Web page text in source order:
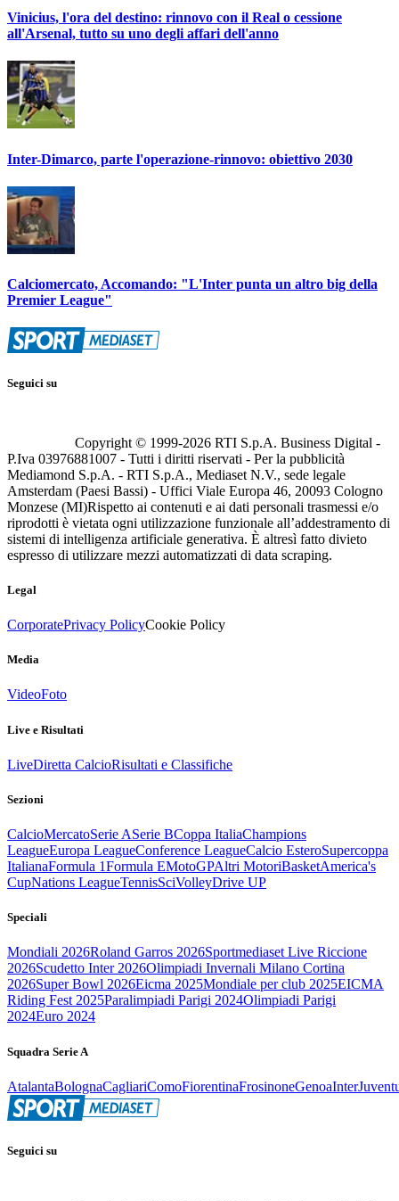
Vinicius, l'ora del destino: rinnovo con il Real o cessione
all'Arsenal, tutto su uno degli affari dell'anno
Inter-Dimarco, parte l'operazione-rinnovo: obiettivo 2030
Calciomercato, Accomando: "L'Inter punta un altro big della
Premier League"
Seguici su
Copyright © 1999-2026 RTI S.p.A. Business Digital -
P.Iva 03976881007 - Tutti i diritti riservati - Per la pubblicità
Mediamond S.p.A. - RTI S.p.A., Mediaset N.V., sede legale
Amsterdam (Paesi Bassi) - Uffici Viale Europa 46, 20093 Cologno
Monzese (MI)Rispetto ai contenuti e ai dati personali trasmessi e/o
riprodotti è vietata ogni utilizzazione funzionale all’addestramento di
sistemi di intelligenza artificiale generativa. È altresì fatto divieto
espresso di utilizzare mezzi automatizzati di data scraping.
Legal
CorporatePrivacy PolicyCookie Policy
Media
VideoFoto
Live e Risultati
LiveDiretta CalcioRisultati e Classifiche
Sezioni
CalcioMercatoSerie ASerie BCoppa ItaliaChampions
LeagueEuropa LeagueConference LeagueCalcio EsteroSupercoppa
ItalianaFormula 1Formula EMotoGPAltri MotoriBasketAmerica's
CupNations LeagueTennisSciVolleyDrive UP
Speciali
Mondiali 2026Roland Garros 2026Sportmediaset Live Riccione
2026Scudetto Inter 2026Olimpiadi Invernali Milano Cortina
2026Super Bowl 2026Eicma 2025Mondiale per club 2025EICMA
Riding Fest 2025Paralimpiadi Parigi 2024Olimpiadi Parigi
2024Euro 2024
Squadra Serie A
AtalantaBolognaCagliariComoFiorentinaFrosinoneGenoaInter
Seguici su